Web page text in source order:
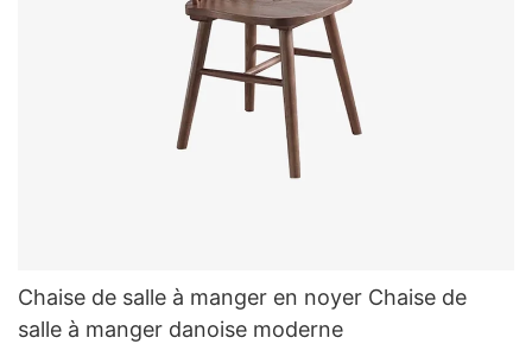
Chaise de salle à manger en noyer Chaise de
salle à manger danoise moderne